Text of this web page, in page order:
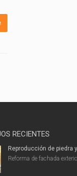
RECIENTES
Reproducción de piedra
Reforma de fachada